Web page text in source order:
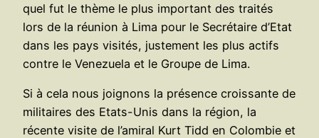
quel fut le thème le plus important des traités
lors de la réunion à Lima pour le Secrétaire d’Etat
dans les pays visités, justement les plus actifs
contre le Venezuela et le Groupe de Lima.
Si à cela nous joignons la présence croissante de
militaires des Etats-Unis dans la région, la
récente visite de l’amiral Kurt Tidd en Colombie et